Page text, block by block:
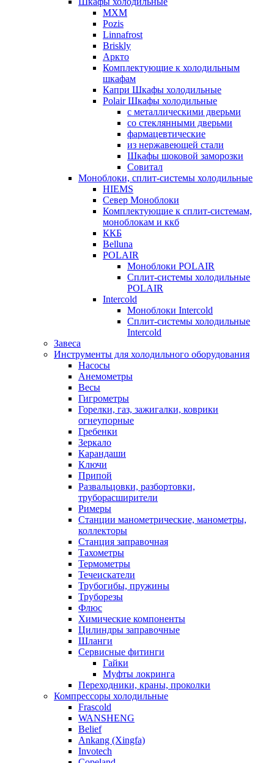
МХМ
Pozis
Linnafrost
Briskly
Аркто
Комплектующие к холодильным
шкафам
Капри Шкафы холодильные
Polair Шкафы холодильные
с металлическими дверьми
со стеклянными дверьми
фармацевтические
из нержавеющей стали
Шкафы шоковой заморозки
Совитал
Моноблоки, сплит-системы холодильные
HIEMS
Север Моноблоки
Комплектующие к сплит-системам,
моноблокам и ккб
ККБ
Belluna
POLAIR
Моноблоки POLAIR
Сплит-системы холодильные
POLAIR
Intercold
Моноблоки Intercold
Сплит-системы холодильные
Intercold
Завеса
Инструменты для холодильного оборудования
Насосы
Анемометры
Весы
Гигрометры
Горелки, газ, зажигалки, коврики
огнеупорные
Гребенки
Зеркало
Карандаши
Ключи
Припой
Развальцовки, разбортовки,
труборасширители
Римеры
Станции манометрические, манометры,
коллекторы
Станция заправочная
Тахометры
Термометры
Течеискатели
Трубогибы, пружины
Труборезы
Флюс
Химические компоненты
Цилиндры заправочные
Шланги
Сервисные фитинги
Гайки
Муфты локринга
Переходники, краны, проколки
Компрессоры холодильные
Frascold
WANSHENG
Belief
Ankang (Xingfa)
Invotech